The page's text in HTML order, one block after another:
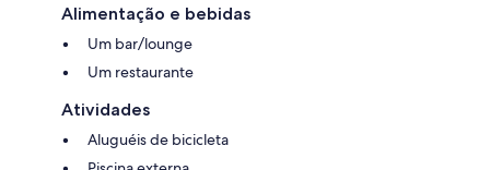
Alimentação e bebidas
Um bar/lounge
Um restaurante
Atividades
Aluguéis de bicicleta